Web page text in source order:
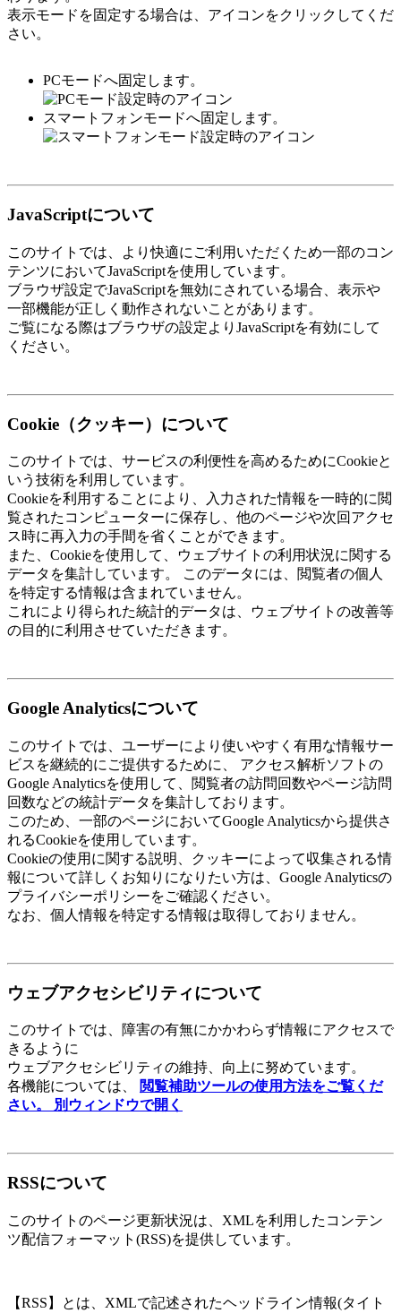
表示モードを固定する場合は、アイコンをクリックしてくだ
さい。
PCモードへ固定します。
スマートフォンモードへ固定します。
JavaScriptについて
このサイトでは、より快適にご利用いただくため一部のコン
テンツにおいてJavaScriptを使用しています。
ブラウザ設定でJavaScriptを無効にされている場合、表示や
一部機能が正しく動作されないことがあります。
ご覧になる際はブラウザの設定よりJavaScriptを有効にして
ください。
Cookie（クッキー）について
このサイトでは、サービスの利便性を高めるためにCookieと
いう技術を利用しています。
Cookieを利用することにより、入力された情報を一時的に閲
覧されたコンピューターに保存し、他のページや次回アクセ
ス時に再入力の手間を省くことができます。
また、Cookieを使用して、ウェブサイトの利用状況に関する
データを集計しています。 このデータには、閲覧者の個人
を特定する情報は含まれていません。
これにより得られた統計的データは、ウェブサイトの改善等
の目的に利用させていただきます。
Google Analyticsについて
このサイトでは、ユーザーにより使いやすく有用な情報サー
ビスを継続的にご提供するために、 アクセス解析ソフトの
Google Analyticsを使用して、閲覧者の訪問回数やページ訪問
回数などの統計データを集計しております。
このため、一部のページにおいてGoogle Analyticsから提供さ
れるCookieを使用しています。
Cookieの使用に関する説明、クッキーによって収集される情
報について詳しくお知りになりたい方は、Google Analyticsの
プライバシーポリシーをご確認ください。
なお、個人情報を特定する情報は取得しておりません。
ウェブアクセシビリティについて
このサイトでは、障害の有無にかかわらず情報にアクセスで
きるように
ウェブアクセシビリティの維持、向上に努めています。
各機能については、
閲覧補助ツールの使用方法をご覧くだ
さい。
別ウィンドウで開く
RSSについて
このサイトのページ更新状況は、XMLを利用したコンテン
ツ配信フォーマット(RSS)を提供しています。
【RSS】とは、XMLで記述されたヘッドライン情報(タイト